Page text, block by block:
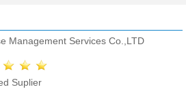
Management Services Co.,LTD
Suplier